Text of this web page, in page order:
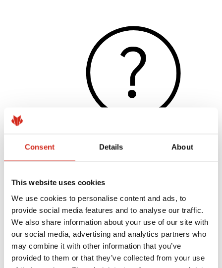
Consent Details About
This website uses cookies
We use cookies to personalise content and ads, to
provide social media features and to analyse our traffic.
We also share information about your use of our site with
our social media, advertising and analytics partners who
may combine it with other information that you’ve
provided to them or that they’ve collected from your use
Megvalósítások és inspirációk
Hol lehet megvásárolni?
Keressen kivitelezőt
BIM könyvtárak